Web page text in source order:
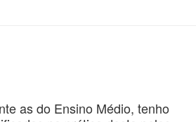
as do Ensino Médio, tenho